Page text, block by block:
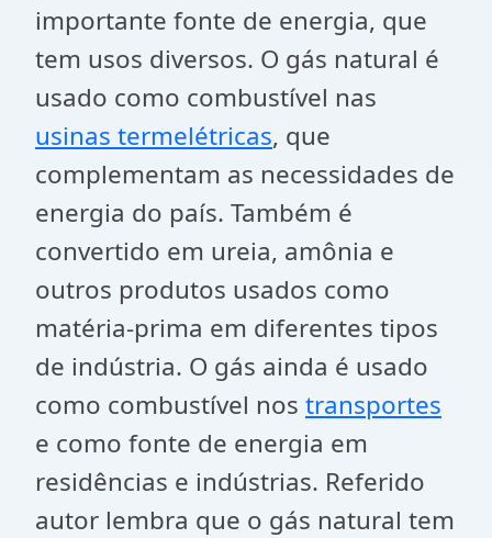
importante fonte de energia, que
tem usos diversos. O gás natural é
usado como combustível nas
usinas termelétricas, que
complementam as necessidades de
energia do país. Também é
convertido em ureia, amônia e
outros produtos usados como
matéria-prima em diferentes tipos
de indústria. O gás ainda é usado
como combustível nos transportes
e como fonte de energia em
residências e indústrias. Referido
autor lembra que o gás natural tem